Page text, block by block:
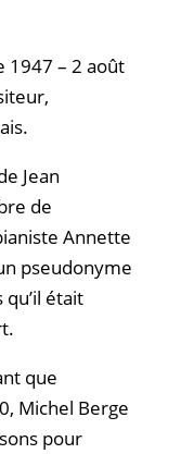
1947 – 2 août
Jean
de
Annette
pseudonyme
était
que
Michel Berge
pour